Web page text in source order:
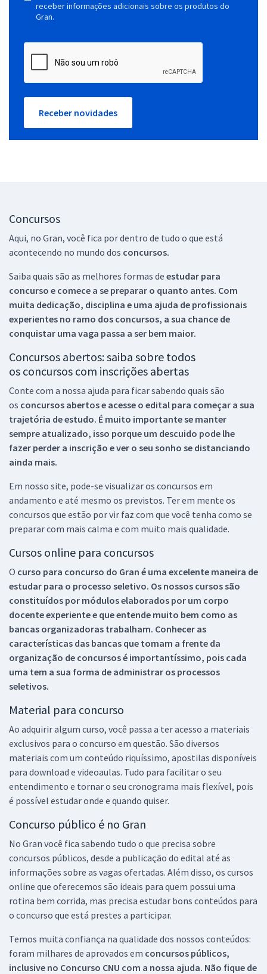
receber informações adicionais sobre os produtos do
Gran.
Receber novidades
Concursos
Aqui, no Gran, você fica por dentro de tudo o que está
acontecendo no mundo dos concursos.
Saiba quais são as melhores formas de estudar para
concurso e comece a se preparar o quanto antes. Com
muita dedicação, disciplina e uma ajuda de profissionais
experientes no ramo dos concursos, a sua chance de
conquistar uma vaga passa a ser bem maior.
Concursos abertos: saiba sobre todos
os concursos com inscrições abertas
Conte com a nossa ajuda para ficar sabendo quais são
os concursos abertos e acesse o edital para começar a sua
trajetória de estudo. É muito importante se manter
sempre atualizado, isso porque um descuido pode lhe
fazer perder a inscrição e ver o seu sonho se distanciando
ainda mais.
Em nosso site, pode-se visualizar os concursos em
andamento e até mesmo os previstos. Ter em mente os
concursos que estão por vir faz com que você tenha como se
preparar com mais calma e com muito mais qualidade.
Cursos online para concursos
O curso para concurso do Gran é uma excelente maneira de
estudar para o processo seletivo. Os nossos cursos são
constituídos por módulos elaborados por um corpo
docente experiente e que entende muito bem como as
bancas organizadoras trabalham. Conhecer as
características das bancas que tomam a frente da
organização de concursos é importantíssimo, pois cada
uma tem a sua forma de administrar os processos
seletivos.
Material para concurso
Ao adquirir algum curso, você passa a ter acesso a materiais
exclusivos para o concurso em questão. São diversos
materiais com um conteúdo riquíssimo, apostilas disponíveis
para download e videoaulas. Tudo para facilitar o seu
entendimento e tornar o seu cronograma mais flexível, pois
é possível estudar onde e quando quiser.
Concurso público é no Gran
No Gran você fica sabendo tudo o que precisa sobre
concursos públicos, desde a publicação do edital até as
informações sobre as vagas ofertadas. Além disso, os cursos
online que oferecemos são ideais para quem possui uma
rotina bem corrida, mas precisa estudar bons conteúdos para
o concurso que está prestes a participar.
Temos muita confiança na qualidade dos nossos conteúdos:
foram milhares de aprovados em concursos públicos,
inclusive no Concurso CNU com a nossa ajuda. Não fique de